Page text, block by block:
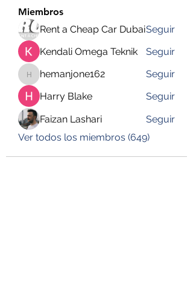
Miembros
Rent a Cheap Car DubaiSeguir
Kendali Omega Teknik
Seguir
hemanjone162
hemanjone162
Seguir
Harry Blake
Seguir
Faizan Lashari
Seguir
Ver todos los miembros (649)